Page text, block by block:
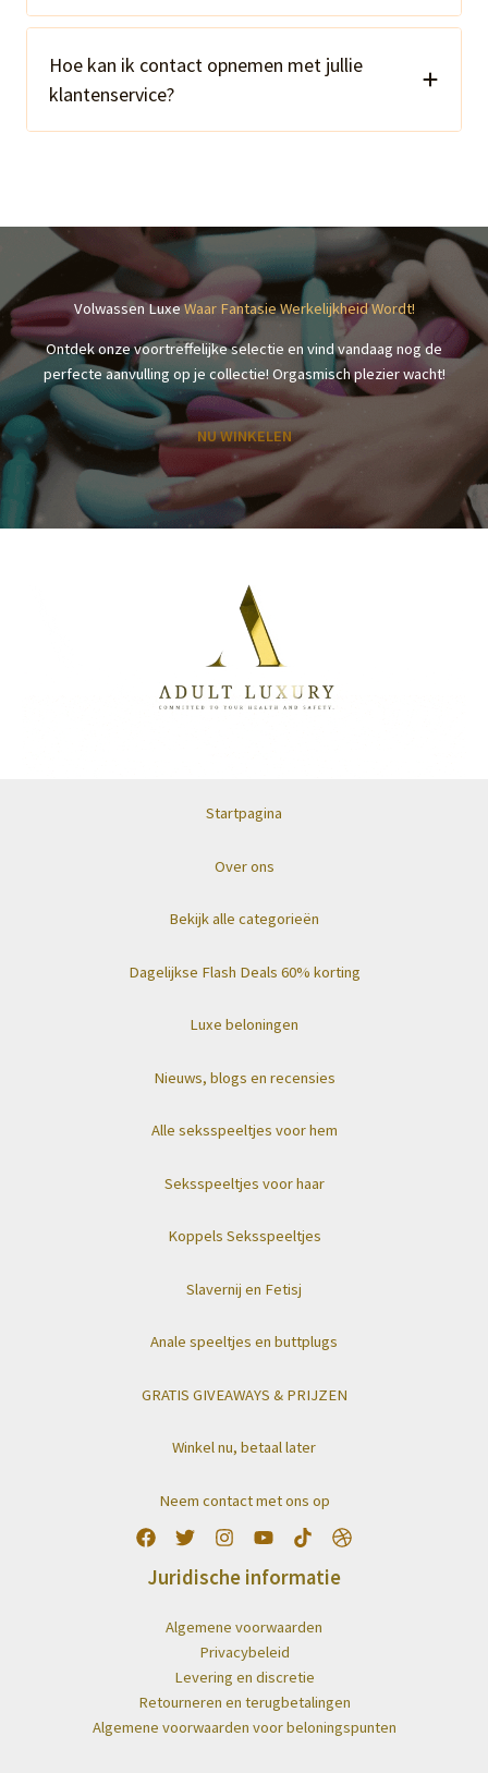
Hoe kan ik contact opnemen met jullie
klantenservice?
Volwassen LuxeWaar Fantasie Werkelijkheid Wordt!
Ontdek onze voortreffelijke selectie en vind vandaag nog de
perfecte aanvulling op je collectie! Orgasmisch plezier wacht!
NU WINKELEN
Startpagina
Over ons
Bekijk alle categorieën
Dagelijkse Flash Deals 60% korting
Luxe beloningen
Nieuws, blogs en recensies
Alle seksspeeltjes voor hem
Seksspeeltjes voor haar
Koppels Seksspeeltjes
Slavernij en Fetisj
Anale speeltjes en buttplugs
GRATIS GIVEAWAYS & PRIJZEN
Winkel nu, betaal later
Neem contact met ons op
Juridische informatie
Algemene voorwaarden
Privacybeleid
Levering en discretie
Retourneren en terugbetalingen
Algemene voorwaarden voor beloningspunten